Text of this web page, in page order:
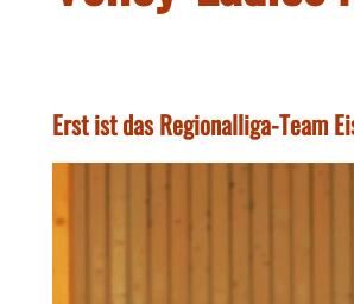
Erst ist das Regionalliga-Team